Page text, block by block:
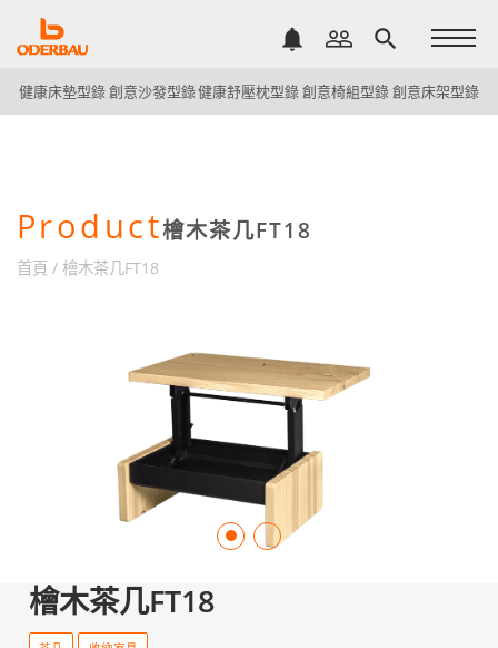
notifications people_outline search
健康床墊型錄創意沙發型錄健康舒壓枕型錄創意椅組型錄創意床架型錄
Product檜木茶几FT18
首頁 / 檜木茶几FT18
檜木茶几FT18